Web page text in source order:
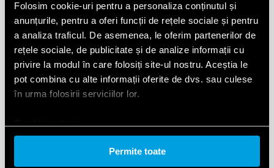
Folosim cookie-uri pentru a personaliza conținutul și
anunțurile, pentru a oferi funcții de rețele sociale și pentru
a analiza traficul. De asemenea, le oferim partenerilor de
rețele sociale, de publicitate și de analize informații cu
privire la modul în care folosiți site-ul nostru. Aceștia le
pot combina cu alte informații oferite de dvs. sau culese
în urma folosirii serviciilor lor.
Permite toate